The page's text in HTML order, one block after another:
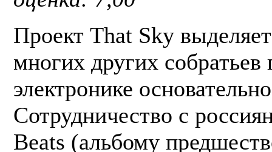
Проект That Sky
многих других собратьев
электронике
Сотрудничество с
Beats (альбому